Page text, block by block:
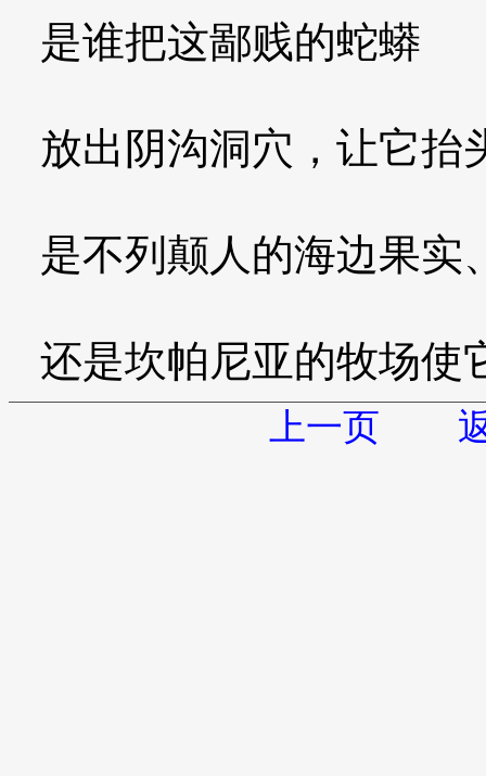
是谁把这鄙贱的蛇蟒
放出阴沟洞穴，让它抬
是不列颠人的海边果实
还是坎帕尼亚的牧场使
上一页